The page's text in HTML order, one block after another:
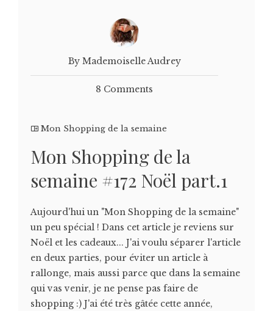
By Mademoiselle Audrey
8 Comments
Mon Shopping de la semaine
Mon Shopping de la
semaine #172 Noël part.1
Aujourd'hui un "Mon Shopping de la semaine"
un peu spécial ! Dans cet article je reviens sur
Noël et les cadeaux... J'ai voulu séparer l'article
en deux parties, pour éviter un article à
rallonge, mais aussi parce que dans la semaine
qui vas venir, je ne pense pas faire de
shopping :) J'ai été très gâtée cette année,